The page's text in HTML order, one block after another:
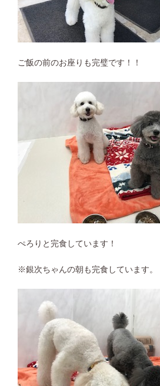
ご飯の前のお座りも完璧です！！
ぺろりと完食しています！
※銀次ちゃんの朝も完食しています。